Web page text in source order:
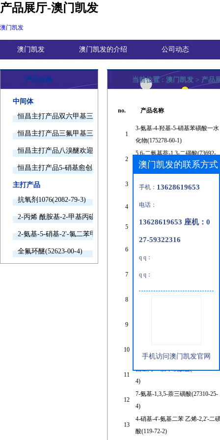
产品展厅-澳门凯发
澳门凯发
澳门凯发 澳门凯发的介绍 公司动态
产品目录
中间体
恒昌主打产品双六甲基三胺欢迎询价
恒昌主打产品三氟甲基三甲基硅烷欢迎询价
恒昌主打产品八溴醚欢迎询价
恒昌主打产品5-硝基愈创木酚钠欢迎询价
主打产品
抗氧剂1076(2082-79-3)
2-丙烯 酰胺基-2-甲基丙磺酸(15214-89-8)
2-氨基-5-硝基-2'-氯二苯甲酮(2011-66-7)
全氟环醚(52623-00-4)
当前位置 : 澳门凯发 > 产品
no. 产品名称
1
3-氨基-4-羟基-5-硝基苯磺酸一水
化物(175278-60-1)
2
5,6-二氨基萘-1,3-二磺酸(73692-
57-6)
3
酸(101-50-8)
4 n-甲基氨基磺酸(24447-99-2)
5 4-氨基乙酰苯胺-3-磺酸(96-78-6)
6
2-(2-羧乙氨基)-4-氨基 苯磺酸
(334757-72-1)
7
8
9
10
(409081-18-1)
11
氨基丙 二腈甲磺酸盐(121040-00-
4)
12
7-氨基-1,3,5-萘三磺酸(27310-25-
4)
13
4-硝基-4'-氨基二苯 乙烯-2,2'-二
酸(119-72-2)
澳门凯发的联系方式
手机： 13628619653
电话：
13628619653 座机：0
27-59322316
q q：
q q：
手机访问澳门凯发官网